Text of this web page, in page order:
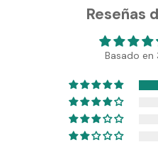
Reseñas
Basado en